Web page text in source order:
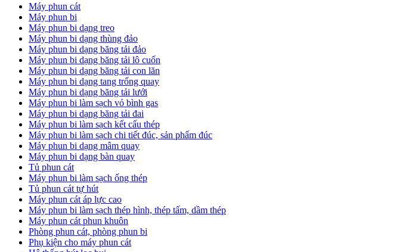
Máy phun cát
Máy phun bi
Máy phun bi dạng treo
Máy phun bi dạng thùng đảo
Máy phun bi dạng băng tải đảo
Máy phun bi dạng băng tải lô cuốn
Máy phun bi dạng băng tải con lăn
Máy phun bi dạng tang trống quay
Máy phun bi dạng băng tải lưới
Máy phun bi làm sạch vỏ bình gas
Máy phun bi dạng băng tải đai
Máy phun bi làm sạch kết cấu thép
Máy phun bi làm sạch chi tiết đúc, sản phẩm đúc
Máy phun bi dạng mâm quay
Máy phun bi dạng bàn quay
Tủ phun cát
Máy phun bi làm sạch ống thép
Tủ phun cát tự hút
Máy phun cát áp lực cao
Máy phun bi làm sạch thép hình, thép tấm, dầm thép
Máy phun cát phun khuôn
Phòng phun cát, phòng phun bi
Phụ kiện cho máy phun cát